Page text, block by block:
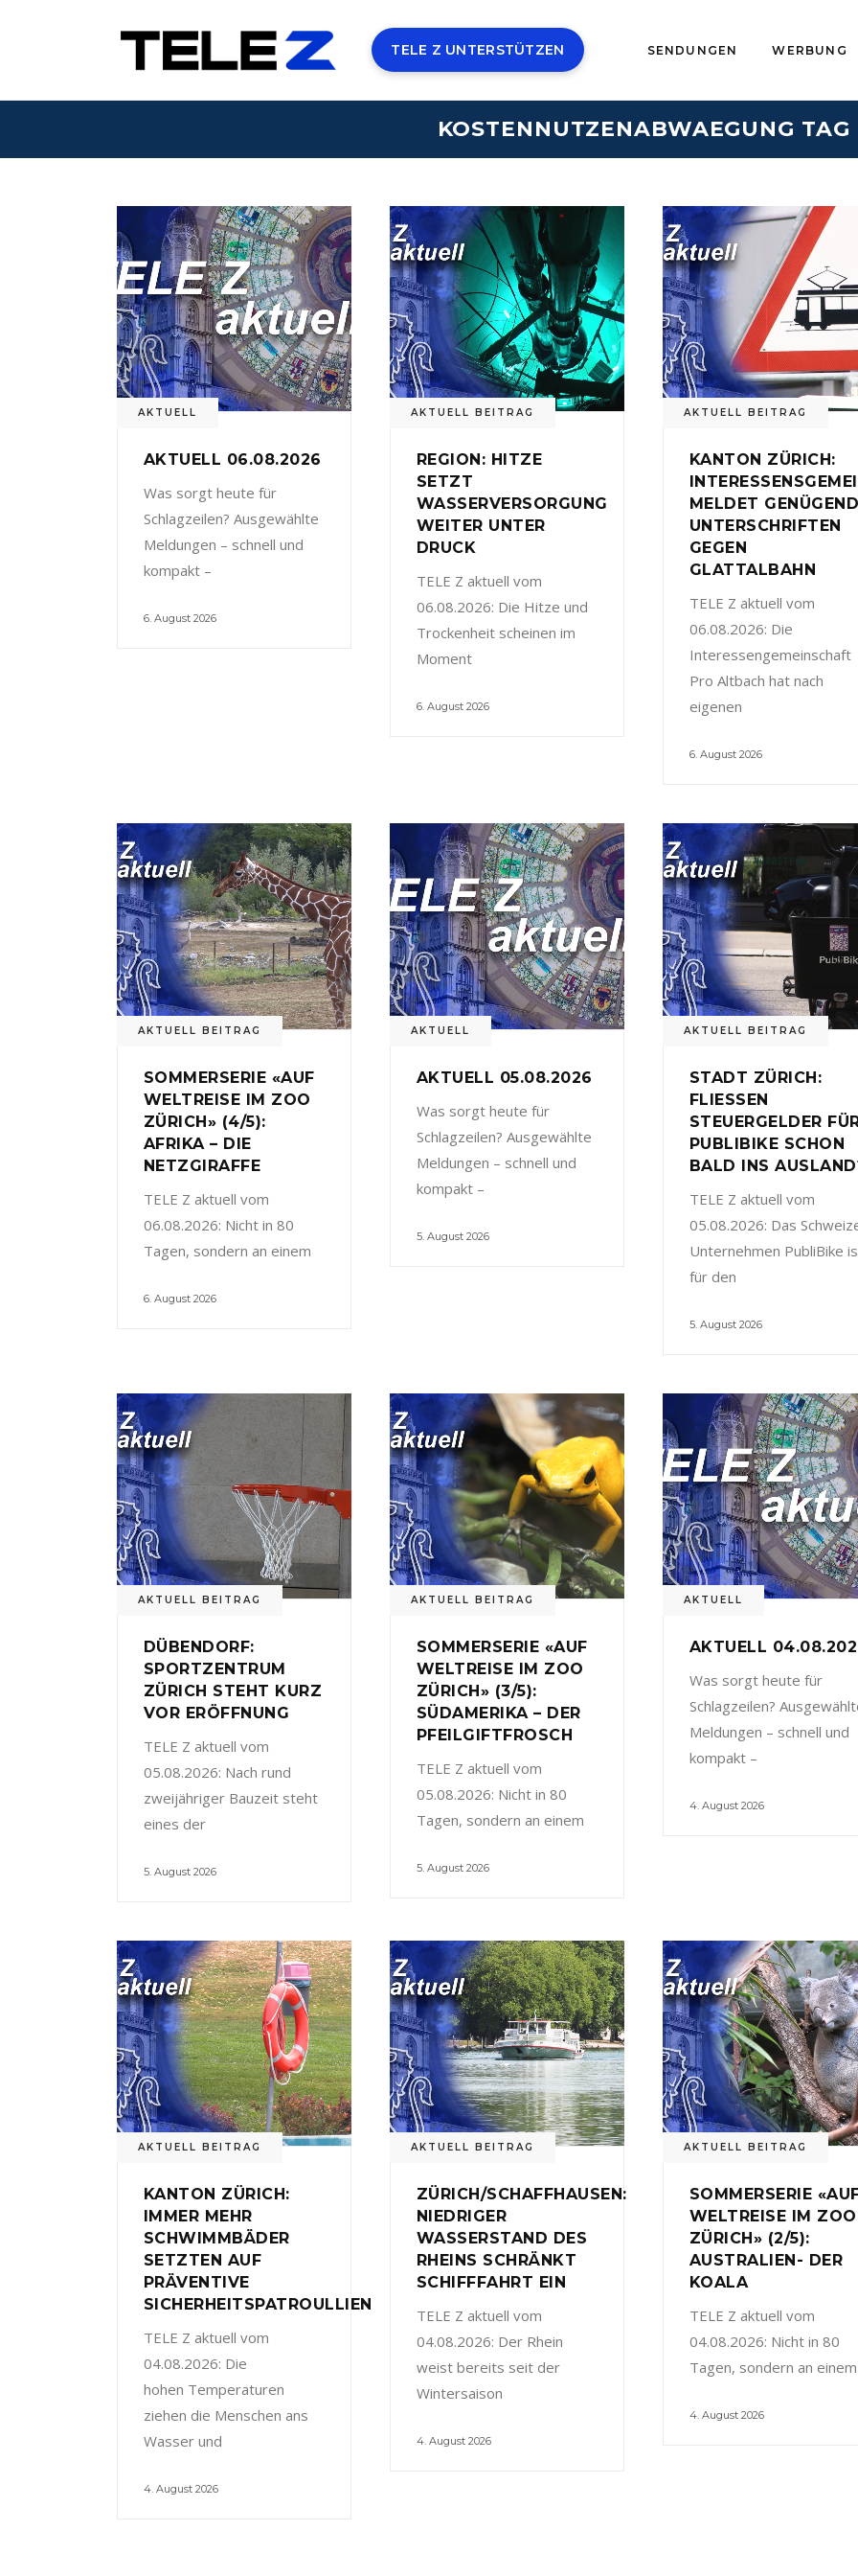
TELE Z UNTERSTÜTZEN SENDUNGEN WERBUNG
KOSTENNUTZENABWAEGUNG TAG
AKTUELL
AKTUELL 06.08.2026
Was sorgt heute für
Schlagzeilen? Ausgewählte
Meldungen – schnell und
kompakt –
6. August 2026
AKTUELL BEITRAG
REGION: HITZE
SETZT
WASSERVERSORGUNG
WEITER UNTER
DRUCK
TELE Z aktuell vom
06.08.2026: Die Hitze und
Trockenheit scheinen im
Moment
6. August 2026
AKTUELL BEITRAG
KANTON ZÜRICH:
MELDET
UNTERSCHRIFTEN
GEGEN
GLATTALBAHN
TELE Z aktuell vom
06.08.2026: Die
Interessengemeinschaft
Pro Altbach hat nach
eigenen
6. August 2026
AKTUELL BEITRAG
SOMMERSERIE «AUF
WELTREISE IM ZOO
ZÜRICH» (4/5):
AFRIKA – DIE
NETZGIRAFFE
TELE Z aktuell vom
06.08.2026: Nicht in 80
Tagen, sondern an einem
6. August 2026
AKTUELL
AKTUELL 05.08.2026
Was sorgt heute für
Schlagzeilen? Ausgewählte
Meldungen – schnell und
kompakt –
5. August 2026
AKTUELL BEITRAG
STADT ZÜRICH:
FLIESSEN
STEUERGELDER
PUBLIBIKE SCHON
BALD INS
TELE Z aktuell vom
05.08.2026: Das
Unternehmen PubliBike
für den
5. August 2026
AKTUELL BEITRAG
DÜBENDORF:
SPORTZENTRUM
ZÜRICH STEHT KURZ
VOR ERÖFFNUNG
TELE Z aktuell vom
05.08.2026: Nach rund
zweijähriger Bauzeit steht
eines der
5. August 2026
AKTUELL BEITRAG
SOMMERSERIE «AUF
WELTREISE IM ZOO
ZÜRICH» (3/5):
SÜDAMERIKA – DER
PFEILGIFTFROSCH
TELE Z aktuell vom
05.08.2026: Nicht in 80
Tagen, sondern an einem
5. August 2026
AKTUELL
AKTUELL
Was sorgt heute für
Schlagzeilen?
Meldungen – schnell und
kompakt –
4. August 2026
AKTUELL BEITRAG
KANTON ZÜRICH:
IMMER MEHR
SCHWIMMBÄDER
SETZTEN AUF
PRÄVENTIVE
SICHERHEITSPATROULLIEN
TELE Z aktuell vom
04.08.2026: Die
hohen Temperaturen
ziehen die Menschen ans
Wasser und
4. August 2026
AKTUELL BEITRAG
ZÜRICH/SCHAFFHAUSEN:
NIEDRIGER
WASSERSTAND DES
RHEINS SCHRÄNKT
SCHIFFFAHRT EIN
TELE Z aktuell vom
04.08.2026: Der Rhein
weist bereits seit der
Wintersaison
4. August 2026
AKTUELL BEITRAG
SOMMERSERIE
WELTREISE IM ZOO
ZÜRICH» (2/5):
AUSTRALIEN- DER
KOALA
TELE Z aktuell vom
04.08.2026: Nicht in 80
Tagen, sondern an einem
4. August 2026